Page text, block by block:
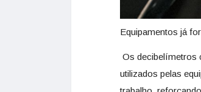
Equipamentos já
Os decibelímetros
utilizados pelas